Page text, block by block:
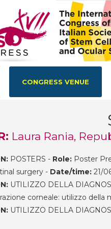
CONGRESS VENUE
Laura Rania,
POSTERS - Role: Poster
surgery - Date/time: 21/
UTILIZZO DELLA
corneale: utilizzo della
UTILIZZO DELLA